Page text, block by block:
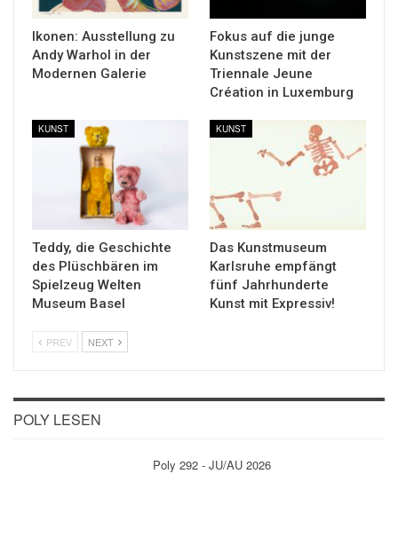
Ikonen: Ausstellung zu
Andy Warhol in der
Modernen Galerie
Fokus auf die junge
Kunstszene mit der
Triennale Jeune
Création in Luxemburg
KUNST
Teddy, die Geschichte
des Plüschbären im
Spielzeug Welten
Museum Basel
KUNST
Das Kunstmuseum
Karlsruhe empfängt
fünf Jahrhunderte
Kunst mit Expressiv!
PREV NEXT
POLY LESEN
Poly 292 - JU/AU 2026